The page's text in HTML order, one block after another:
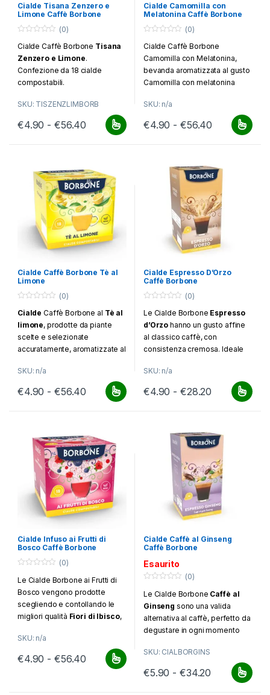
Cialde Tisana Zenzero e
Limone Caffè Borbone
o
t
o
f
5
(0)
Cialde Caffè Borbone Tisana
Zenzero e Limone.
Confezione da 18 cialde
compostabili.
SKU: TISZENZLIMBORB
€4.90 - €56.40 Fascia di prezzo: da €4.90 a €56.40
Questo prodotto ha più varianti. Le opzioni possono essere
Cialde Camomilla con
Melatonina Caffè Borbone
o
t
o
f
5
(0)
Cialde Caffè Borbone
Camomilla con Melatonina,
bevanda aromatizzata al gusto
Camomilla con melatonina
SKU: n/a
€4.90 - €56.40 Fascia di
Questo prodotto ha più
Cialde Caffè Borbone Tè al
Limone
o
u
t
o
f
5
(0)
Cialde Caffè Borbone al Tè al
limone, prodotte da piante
scelte e selezionate
accuratamente, aromatizzate al
cialde
SKU: n/a
€4.90 - €56.40 Fascia di prezzo: da €4.90 a €56.40
Questo prodotto ha più varianti. Le opzioni possono essere
Cialde Espresso D’Orzo
Caffè Borbone
t
o
f
5
(0)
Le Cialde Borbone Espresso
d’Orzo hanno un gusto affine
al classico caffè, con
consistenza cremosa. Ideale
della giornata. Confezione da
SKU: n/a
€4.90 - €28.20 Fascia di
Questo prodotto ha più
Cialde Infuso ai Frutti di
Bosco Caffè Borbone
t
o
f
5
(0)
Le Cialde Borbone ai Frutti di
Bosco vengono prodotte
scegliendo e contollando le
migliori qualità Fiori di Ibisco,
bosco. Confezione da 18
SKU: n/a
€4.90 - €56.40 Fascia di prezzo: da €4.90 a €56.40
Questo prodotto ha più varianti. Le opzioni possono essere
Cialde Caffè al Ginseng
Caffè Borbone
Esaurito
t
o
f
5
(0)
Le Cialde Borbone Caffè al
Ginseng sono una valida
alternativa al caffè, perfetto da
degustare in ogni momento
18 cialde
SKU: CIALBORGINS
€5.90 - €34.20 Fascia di
Questo prodotto ha più